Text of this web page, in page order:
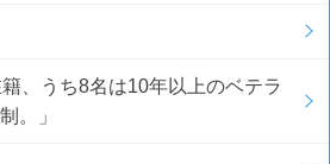
、うち8名は10年以上のベテラ
。」